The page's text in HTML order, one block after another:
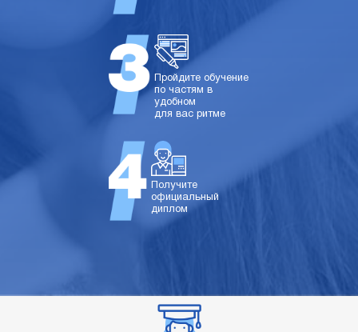
Пройдите обучение
по частям в
удобном
для вас ритме
Получите
официальный
диплом